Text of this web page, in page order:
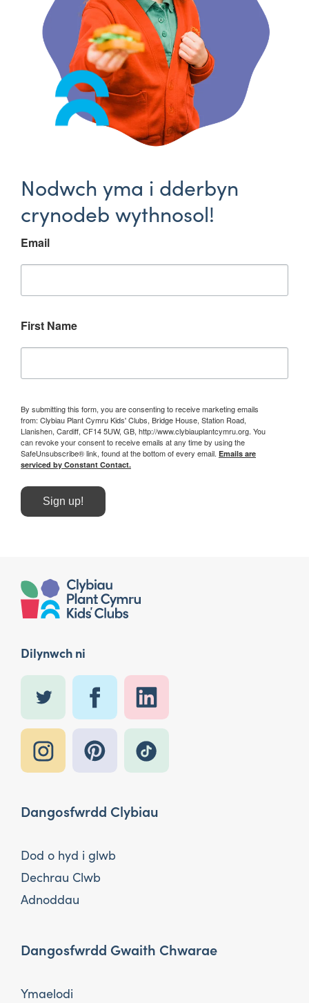
Nodwch yma i dderbyn
crynodeb wythnosol!
Email
First Name
By submitting this form, you are consenting to receive marketing emails
from: Clybiau Plant Cymru Kids' Clubs, Bridge House, Station Road,
Llanishen, Cardiff, CF14 5UW, GB, http://www.clybiauplantcymru.org. You
can revoke your consent to receive emails at any time by using the
SafeUnsubscribe® link, found at the bottom of every email. Emails are
serviced by Constant Contact.
Sign up!
Dilynwch ni
Dangosfwrdd Clybiau
Dod o hyd i glwb
Dechrau Clwb
Adnoddau
Dangosfwrdd Gwaith Chwarae
Ymaelodi